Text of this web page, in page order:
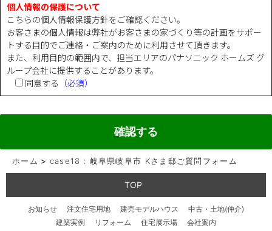
個人情報の保護について
こちらの個人情報保護方針をご確認ください。
お客さまの個人情報は弊社がお客さまの家づくり等の計画をサポー
トする目的でご連絡・ご案内のために利用させて頂きます。
また、利用目的の範囲内で、担当エリアのパナソニック ホームズ グ
ループ会社に提供することがあります。
同意する （必須）
ホーム > case18 : 岐阜県岐阜市 Kさま邸ご質問フォーム
TOP
お知らせ 注文住宅用地 建売モデルハウス
中古・土地(仲介)
建築実例
リフォーム 住宅展示場 会社案内